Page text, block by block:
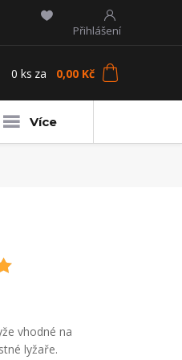
Přihlášení
0 ks za 0,00 Kč
Více
vhodné na
lyžaře.